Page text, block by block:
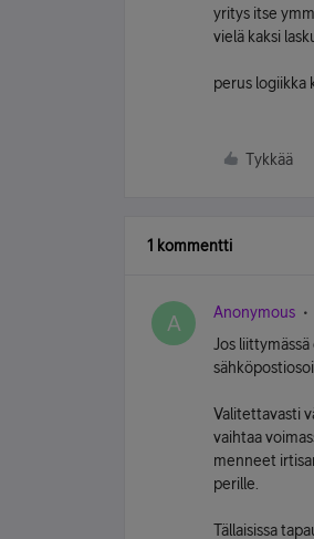
yritys itse
vielä kaksi
perus logiikka
Tykkää
1 kommentti
A Anonymous
Jos
Valitettavasti
vaihtaa
menneet
perille.
Tällaisissa